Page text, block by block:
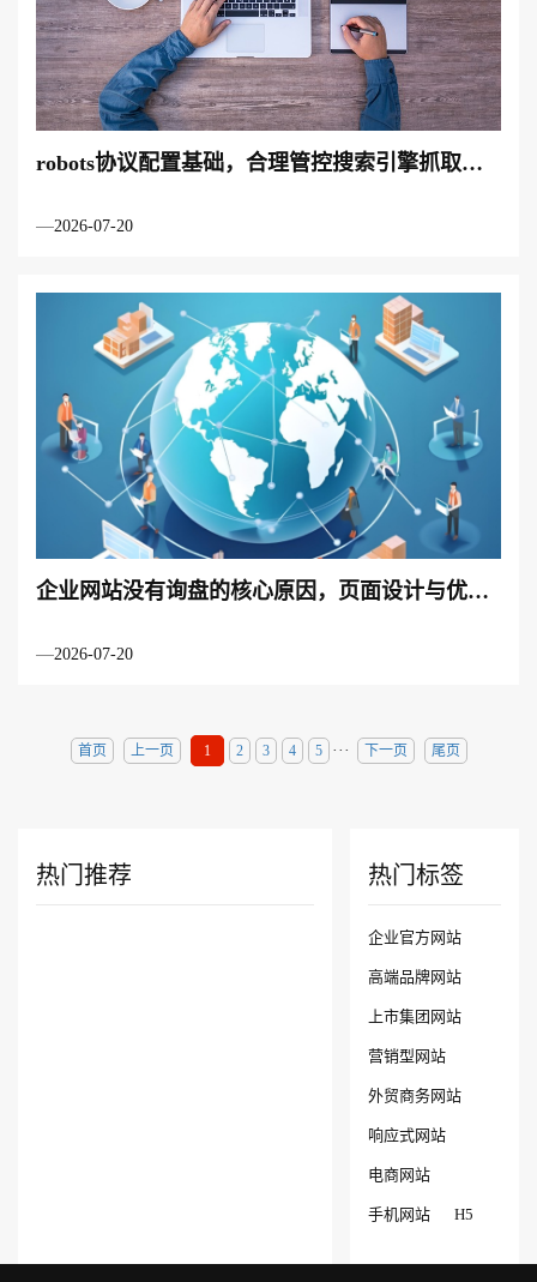
robots协议配置基础，合理管控搜索引擎抓取范
2026-07-20
企业网站没有询盘的核心原因，页面设计与优化
2026-07-20
首页 上一页 1 2 3 4 5 ··· 下一页 尾页
热门推荐 热门标签
企业官方网站
高端品牌网站
上市集团网站
营销型网站
外贸商务网站
响应式网站
电商网站
手机网站 H5